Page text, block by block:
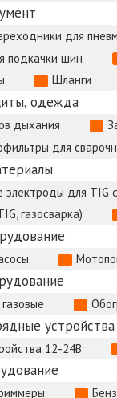
для
подкачки шин
Шланги
одежда
дыхания
для
электроды для TIG
газосварка)
устройства
12-24В